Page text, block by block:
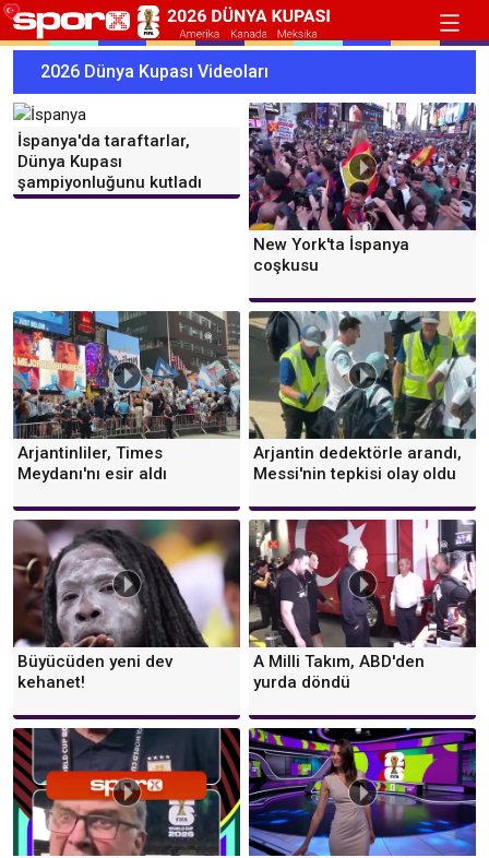
2026 Dünya Kupası Videoları
İspanya'da taraftarlar,
Dünya Kupası
şampiyonluğunu kutladı
New York'ta İspanya
coşkusu
Arjantinliler, Times
Meydanı'nı esir aldı
Arjantin dedektörle arandı,
Messi'nin tepkisi olay oldu
Büyücüden yeni dev
kehanet!
A Milli Takım, ABD'den
yurda döndü